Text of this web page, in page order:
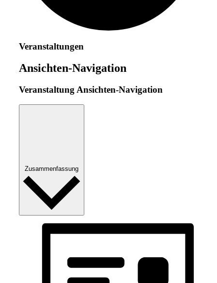
Veranstaltungen
Ansichten-Navigation
Veranstaltung Ansichten-Navigation
Zusammenfassung